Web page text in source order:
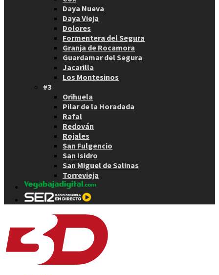
Daya Nueva
Daya Vieja
Dolores
Formentera del Segura
Granja de Rocamora
Guardamar del Segura
Jacarilla
Los Montesinos
#3
Orihuela
Pilar de la Horadada
Rafal
Redován
Rojales
San Fulgencio
San Isidro
San Miguel de Salinas
Torrevieja